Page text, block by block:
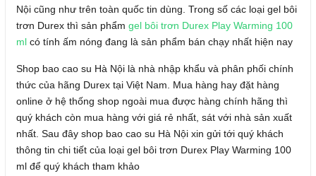
Nội cũng như trên toàn quốc tin dùng. Trong số các loại gel bôi
trơn Durex thì sản phẩm gel bôi trơn Durex Play Warming 100
ml có tính ấm nóng đang là sản phẩm bán chạy nhất hiện nay
Shop bao cao su Hà Nội là nhà nhập khẩu và phân phối chính
thức của hãng Durex tại Việt Nam. Mua hàng hay đặt hàng
online ở hệ thống shop ngoài mua được hàng chính hãng thì
quý khách còn mua hàng với giá rẻ nhất, sát với nhà sản xuất
nhất. Sau đây shop bao cao su Hà Nội xin gửi tới quý khách
thông tin chi tiết của loại gel bôi trơn Durex Play Warming 100
ml để quý khách tham khảo